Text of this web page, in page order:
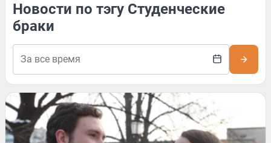
Новости по тэгу Студенческие
браки